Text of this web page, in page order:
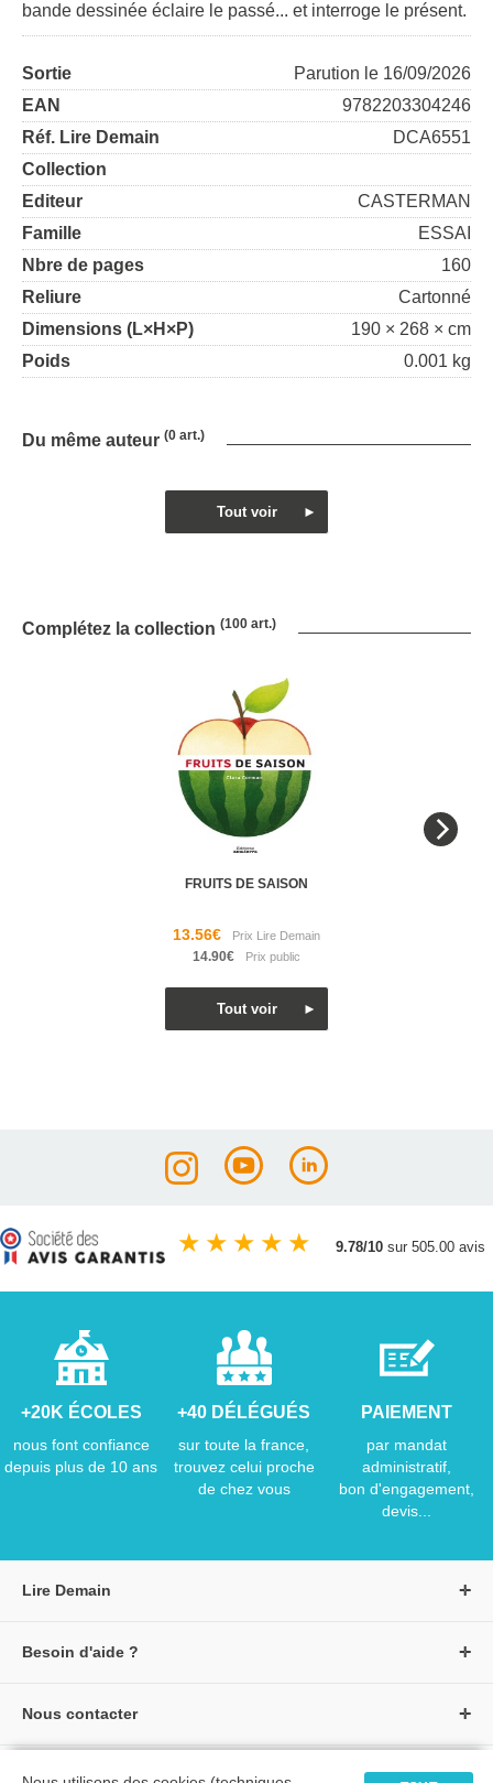
bande dessinée éclaire le passé... et interroge le présent.
Sortie
Parution le 16/09/2026
EAN
9782203304246
Réf. Lire Demain
DCA6551
Collection
Editeur
CASTERMAN
Famille
ESSAI
Nbre de pages
160
Reliure
Cartonné
Dimensions (L×H×P)
190 × 268 × cm
Poids
0.001 kg
Du même auteur (0 art.)
Complétez la collection (100 art.)
FRUITS DE SAISON
13.56€
14.90€
★ ★ ★ ★ ★ 9.78/10 sur 505.00 avis
+20K ÉCOLES
nous font confiance
depuis plus de 10 ans
+40 DÉLÉGUÉS
sur toute la france,
trouvez celui proche
de chez vous
PAIEMENT
par mandat
administratif,
bon d'engagement,
devis...
Lire Demain
Créer un compte
Besoin d'aide ?
Nous contacter
Formulaire de contact
Tous nos livres